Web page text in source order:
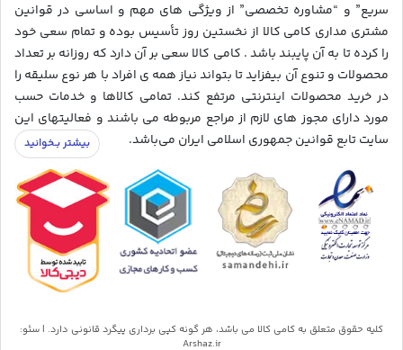
سریع” و “مشاوره تخصصی” از ویژگی های مهم و اساسی در قوانین
مشتری مداری کامی کالا از نخستین روز تأسیس بوده و تمام سعی خود
را کرده تا به آن پایبند باشد . کامی کالا سعی بر آن دارد که روزانه بر تعداد
محصولات و تنوع آن بیفزاید تا بتواند نیاز همه ی افراد با هر نوع سلیقه را
در خرید محصولات اینترنتی مرتفع کند. تمامی کالاها و خدمات حسب
مورد دارای مجوز های لازم از مراجع مربوطه می باشند و فعالیتهای این
سایت تابع قوانین جمهوری اسلامی ایران می‌باشد.
کلیه حقوق متعلق به کامی کالا می باشد، هر گونه کپی برداری پیگرد قانونی دارد. | سئو:
Arshaz.ir